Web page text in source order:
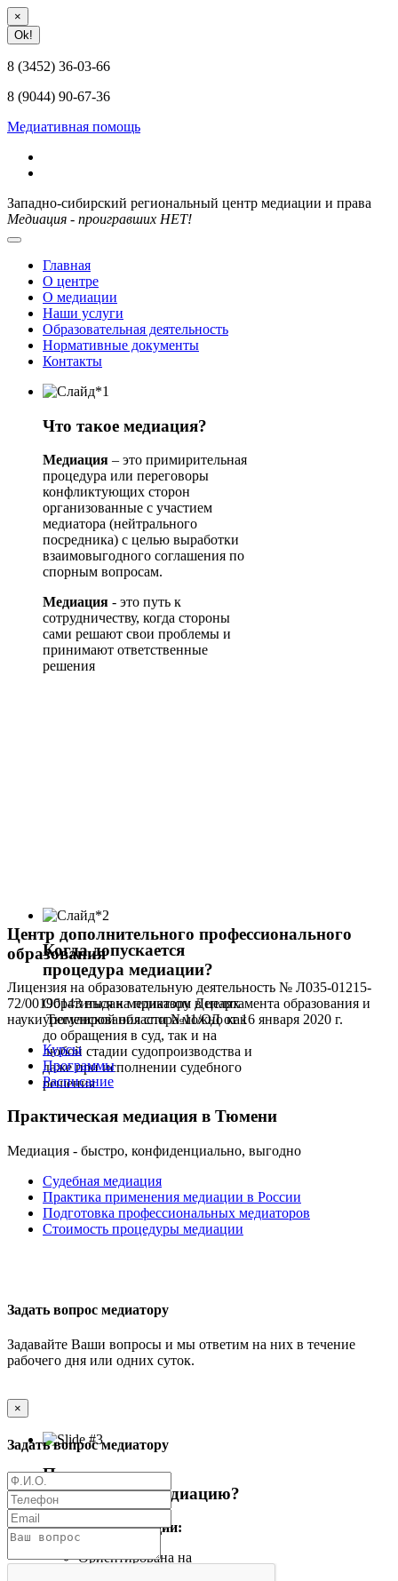
×
Ok!
8 (3452) 36-03-66
8 (9044) 90-67-36
Медиативная помощь
Западно-сибирский региональный центр медиации и права
Медиация - проигравших НЕТ!
Главная
О центре
О медиации
Наши услуги
Образовательная деятельность
Нормативные документы
Контакты
Что такое медиация?
Медиация – это примирительная
процедура или переговоры
конфликтующих сторон
организованные с участием
медиатора (нейтрального
посредника) с целью выработки
взаимовыгодного соглашения по
спорным вопросам.
Медиация - это путь к
сотрудничеству, когда стороны
сами решают свои проблемы и
принимают ответственные
решения
Когда допускается
процедура медиации?
Обратиться к медиатору в целях
урегулирования спора можно как
до обращения в суд, так и на
любой стадии судопроизводства и
даже при исполнении судебного
решения
Почему стоит
использовать медиацию?
Процедура медиации:
Ориентирована на
Центр дополнительного профессионального
образования
Лицензия на образовательную деятельность № Л035-01215-
72/00190143 выдана приказом Департамента образования и
науки Тюменской области №11/ОД от 16 января 2020 г.
Курсы
Программы
Расписание
Практическая медиация в Тюмени
Медиация - быстро, конфиденциально, выгодно
Судебная медиация
Практика применения медиации в России
Подготовка профессиональных медиаторов
Стоимость процедуры медиации
Задать вопрос медиатору
Задавайте Ваши вопросы и мы ответим на них в течение
рабочего дня или одних суток.
×
Задать вопрос медиатору